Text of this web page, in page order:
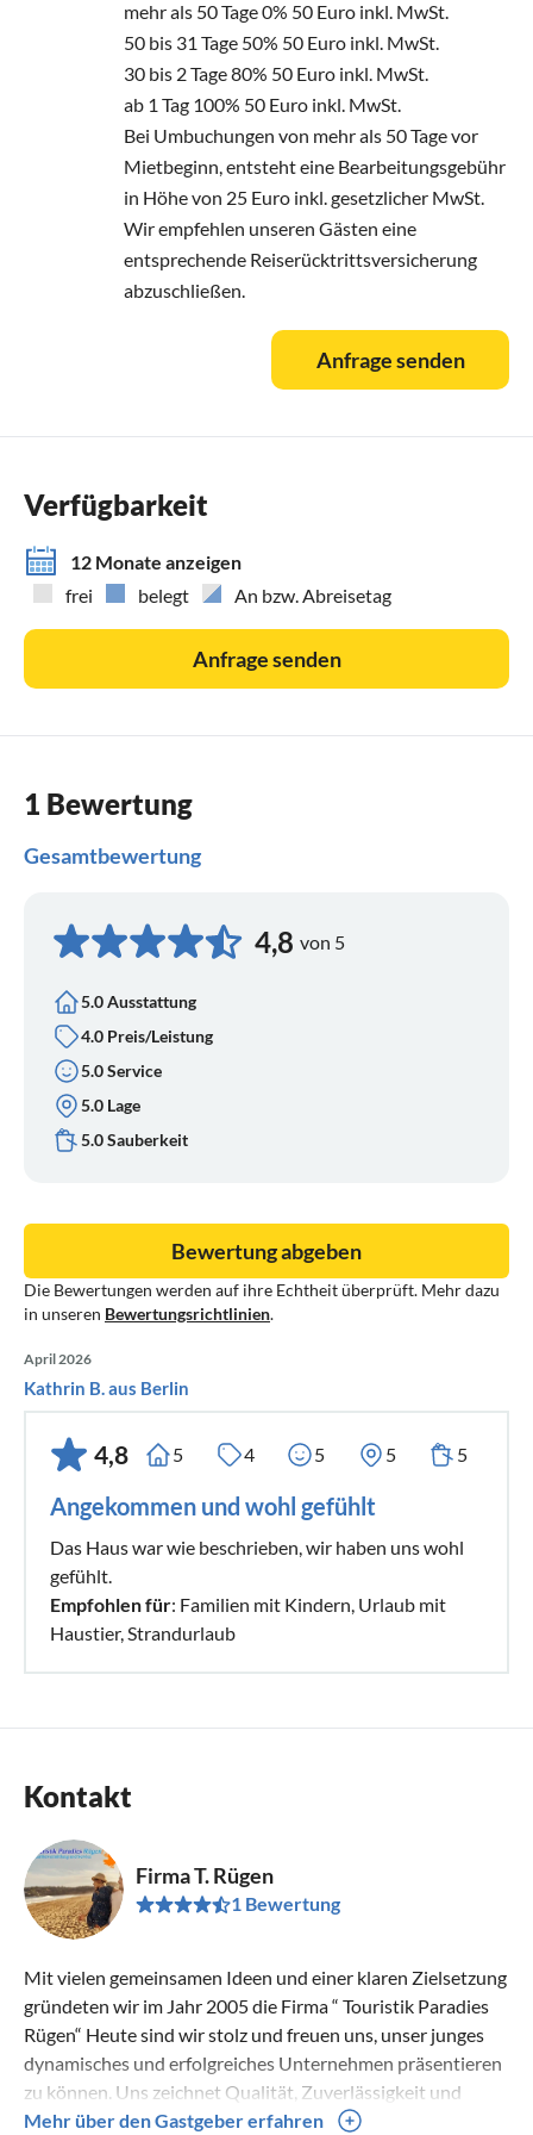
mehr als 50 Tage 0% 50 Euro inkl. MwSt.
50 bis 31 Tage 50% 50 Euro inkl. MwSt.
30 bis 2 Tage 80% 50 Euro inkl. MwSt.
ab 1 Tag 100% 50 Euro inkl. MwSt.
Bei Umbuchungen von mehr als 50 Tage vor
Mietbeginn, entsteht eine Bearbeitungsgebühr
in Höhe von 25 Euro inkl. gesetzlicher MwSt.
Wir empfehlen unseren Gästen eine
entsprechende Reiserücktrittsversicherung
abzuschließen.
Anfrage senden
Verfügbarkeit
12 Monate anzeigen
frei
belegt An bzw. Abreisetag
Anfrage senden
1 Bewertung
Gesamtbewertung
4,8 von 5
5.0 Ausstattung
4.0 Preis/Leistung
5.0 Service
5.0 Lage
5.0 Sauberkeit
Die Bewertungen werden auf ihre Echtheit überprüft. Mehr dazu
in unseren Bewertungsrichtlinien.
Bewertung abgeben
April 2026
Kathrin B. aus Berlin
4,8 5 4 5 5 5
Angekommen und wohl gefühlt
Das Haus war wie beschrieben, wir haben uns wohl
gefühlt.
Empfohlen für: Familien mit Kindern, Urlaub mit
Haustier, Strandurlaub
Kontakt
Firma T. Rügen
1 Bewertung
Mit vielen gemeinsamen Ideen und einer klaren Zielsetzung
gründeten wir im Jahr 2005 die Firma “ Touristik Paradies
Rügen“ Heute sind wir stolz und freuen uns, unser junges
dynamisches und erfolgreiches Unternehmen präsentieren
zu können. Uns zeichnet Qualität, Zuverlässigkeit und
Flexibilität aus. Wir wünschen uns viele zufriedene Gäste,
Mehr über den Gastgeber erfahren